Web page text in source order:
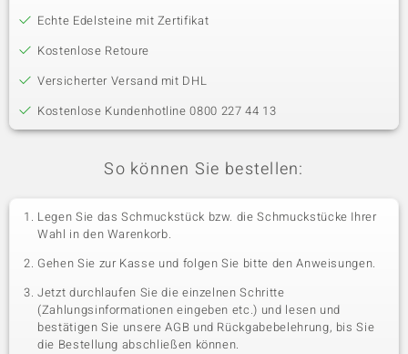
Echte Edelsteine mit Zertifikat
Kostenlose Retoure
Versicherter Versand mit DHL
Kostenlose Kundenhotline 0800 227 44 13
So können Sie bestellen:
Legen Sie das Schmuckstück bzw. die Schmuckstücke Ihrer
Wahl in den Warenkorb.
Gehen Sie zur Kasse und folgen Sie bitte den Anweisungen.
Jetzt durchlaufen Sie die einzelnen Schritte
(Zahlungsinformationen eingeben etc.) und lesen und
bestätigen Sie unsere AGB und Rückgabebelehrung, bis Sie
die Bestellung abschließen können.